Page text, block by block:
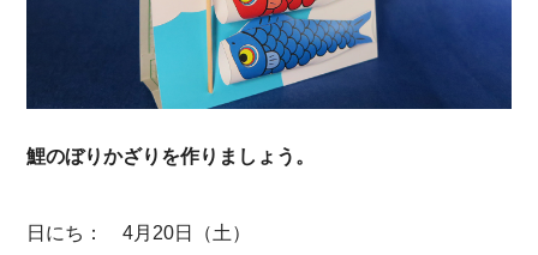
鯉のぼりかざりを作りましょう。
日にち： 4月20日（土）